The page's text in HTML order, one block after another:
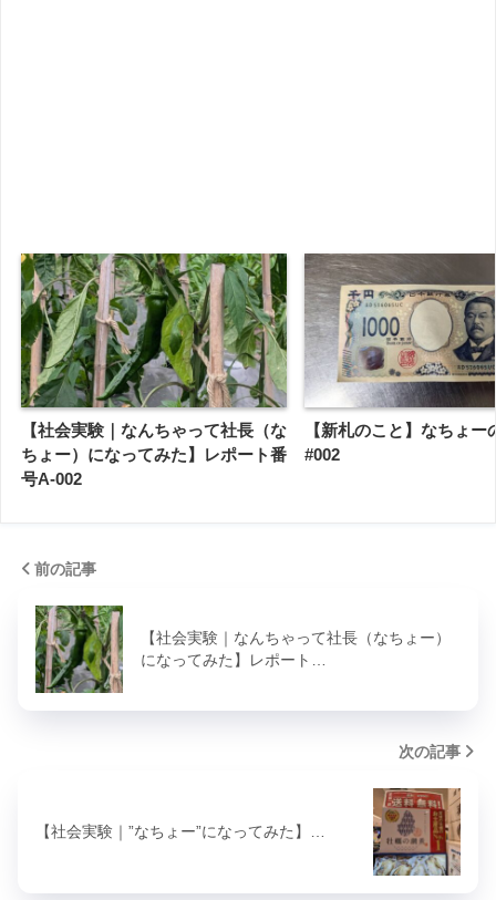
【社会実験｜なんちゃって社長（な
ちょー）になってみた】レポート番
号A-002
【新札のこと】なちょー
#002
前の記事
【社会実験｜なんちゃって社長（なちょー）
になってみた】レポート…
次の記事
【社会実験｜”なちょー”になってみた】…